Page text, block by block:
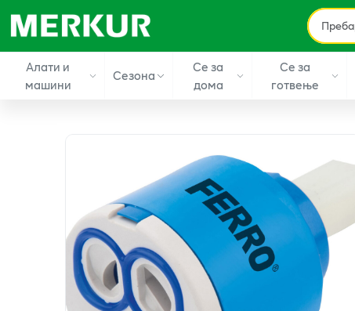
Алати и
машини
Сезона
Се за
дома
Се за
готвење